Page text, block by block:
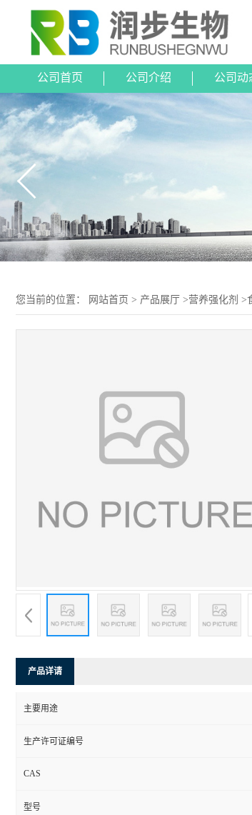
公司首页 公司介绍 公司动
您当前的位置： 网站首页 > 产品展厅 >营养强化剂 >
产品详请
主要用途
生产许可证编号
CAS
型号